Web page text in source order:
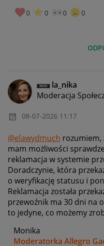
0 0 0 0
la_nika
Moderacja
‎08-07-2026 11:17
@elawydmuch rozumiem,
mam możliwości
reklamacja w systemie
Doradczynie, która
o weryfikację statusu i
Reklamacja została
przewoźnik ma 30 dni na
to jedyne, co możemy
Monika
Moderatorka Allegro